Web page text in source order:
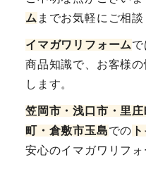
ム までお気軽にご相談
イマガワリフォーム
商品知識で、お客様
します。
笠岡市・浅口市・里
町・倉敷市玉島での
安心のイマガワリフォ